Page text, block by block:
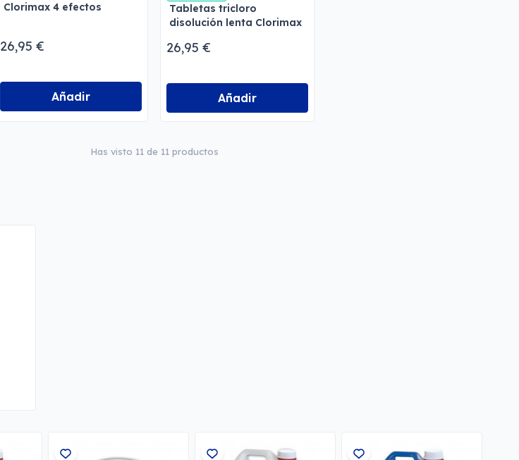
Clorimax 4 efectos
26,95 €
Añadir
Tabletas tricloro
disolución lenta Clorimax
26,95 €
Añadir
Has visto 11 de 11 productos